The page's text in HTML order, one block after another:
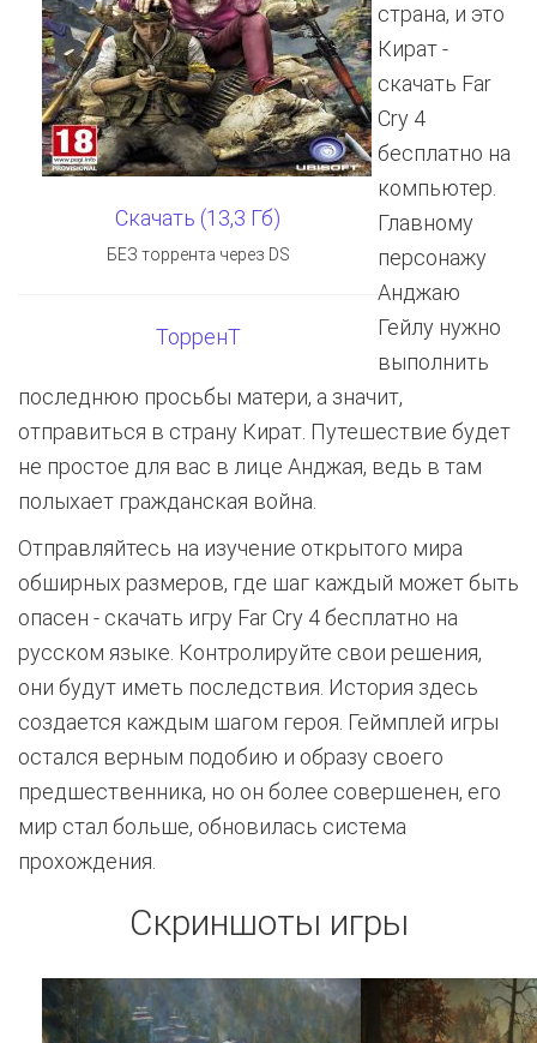
Скачать (13,3 Гб)
БЕЗ торрента через DS
ТорренТ
страна, и это
Кират -
скачать Far
Cry 4
бесплатно на
компьютер.
Главному
персонажу
Анджаю
Гейлу нужно
выполнить
последнюю просьбы матери, а значит,
отправиться в страну Кират. Путешествие будет
не простое для вас в лице Анджая, ведь в там
полыхает гражданская война.
Отправляйтесь на изучение открытого мира
обширных размеров, где шаг каждый может быть
опасен - скачать игру Far Cry 4 бесплатно на
русском языке. Контролируйте свои решения,
они будут иметь последствия. История здесь
создается каждым шагом героя. Геймплей игры
остался верным подобию и образу своего
предшественника, но он более совершенен, его
мир стал больше, обновилась система
прохождения.
Скриншоты игры